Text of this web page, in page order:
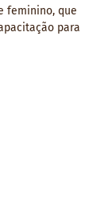
feminino, que
para